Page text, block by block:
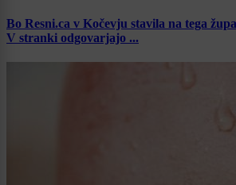
Bo Resni.ca v Kočevju stavila na tega
V stranki odgovarjajo ...